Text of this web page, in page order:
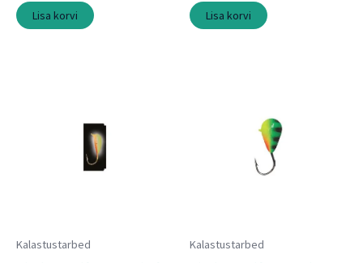
Lisa korvi Lisa korvi
Kalastustarbed Kalastustarbed